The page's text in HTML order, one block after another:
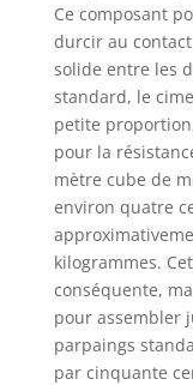
Ce composant
durcir au
solide entre les
standard, le
petite
pour la
mètre cube de
environ quatre
kilogrammes.
conséquente,
pour assembler
parpaings
par cinquante